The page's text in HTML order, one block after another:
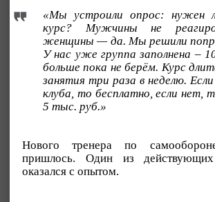
«Мы устроили опрос: нужен
курс? Мужчины не
женщины — да. Мы решили
У нас уже группа заполнена – 10
больше пока не берём. Курс
занятия три раза в неделю.
клуба, то бесплатно, если нет,
5 тыс. руб.»
Нового тренера по
пришлось. Один из действующих
оказался с опытом.